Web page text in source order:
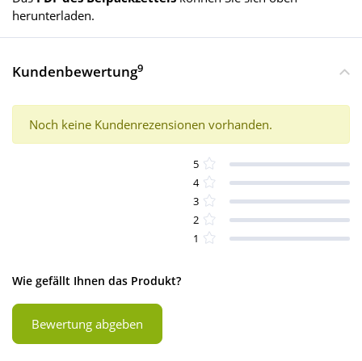
herunterladen.
Kundenbewertung9
Noch keine Kundenrezensionen vorhanden.
5
4
3
2
1
Wie gefällt Ihnen das Produkt?
Bewertung abgeben